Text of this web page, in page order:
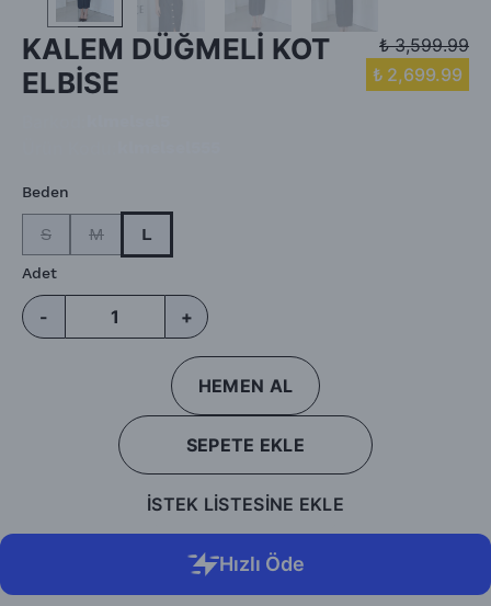
KALEM DÜĞMELİ KOT
ELBİSE
₺ 3,599.99
₺ 2,699.99
Beden
S M L
Adet
- +
HEMEN AL
SEPETE EKLE
İSTEK LİSTESİNE EKLE